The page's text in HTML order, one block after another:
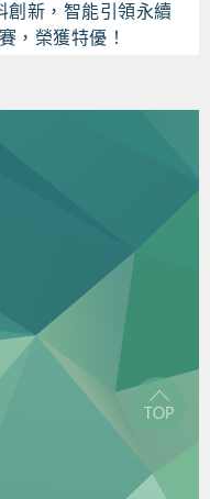
創新，智能引領永續
，榮獲特優！